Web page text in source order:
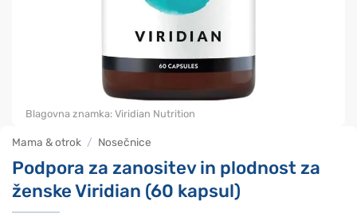
Mama & otrok / Nosečnice
Podpora za zanositev in plodnost za
ženske Viridian (60 kapsul)
Blagovna znamka: Viridian Nutrition